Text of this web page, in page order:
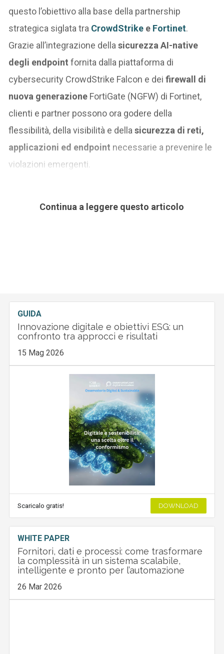
questo l’obiettivo alla base della partnership
strategica siglata tra CrowdStrike e Fortinet.
Grazie all’integrazione dellasicurezza AI-native
degli endpoint fornita dalla piattaforma di
cybersecurity CrowdStrike Falcon e deifirewall di
nuova generazione FortiGate (NGFW) di Fortinet,
clienti e partner possono ora godere della
flessibilità, della visibilità e dellasicurezza di reti,
applicazioni ed endpoint necessarie a prevenire le
violazioni emergenti.
Continua a leggere questo articolo
GUIDA
Innovazione digitale e obiettivi ESG: un
confronto tra approcci e risultati
15 Mag 2026
Scaricalo gratis! DOWNLOAD
WHITE PAPER
Fornitori, dati e processi: come trasformare
la complessità in un sistema scalabile,
intelligente e pronto per l’automazione
26 Mar 2026